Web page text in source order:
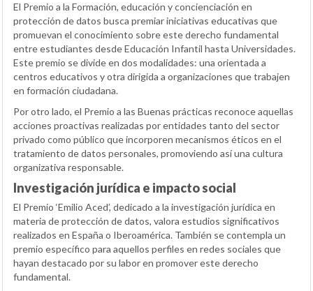
El Premio a la Formación, educación y concienciación en
protección de datos busca premiar iniciativas educativas que
promuevan el conocimiento sobre este derecho fundamental
entre estudiantes desde Educación Infantil hasta Universidades.
Este premio se divide en dos modalidades: una orientada a
centros educativos y otra dirigida a organizaciones que trabajen
en formación ciudadana.
Por otro lado, el Premio a las Buenas prácticas reconoce aquellas
acciones proactivas realizadas por entidades tanto del sector
privado como público que incorporen mecanismos éticos en el
tratamiento de datos personales, promoviendo así una cultura
organizativa responsable.
Investigación jurídica e impacto social
El Premio ‘Emilio Aced’, dedicado a la investigación jurídica en
materia de protección de datos, valora estudios significativos
realizados en España o Iberoamérica. También se contempla un
premio específico para aquellos perfiles en redes sociales que
hayan destacado por su labor en promover este derecho
fundamental.